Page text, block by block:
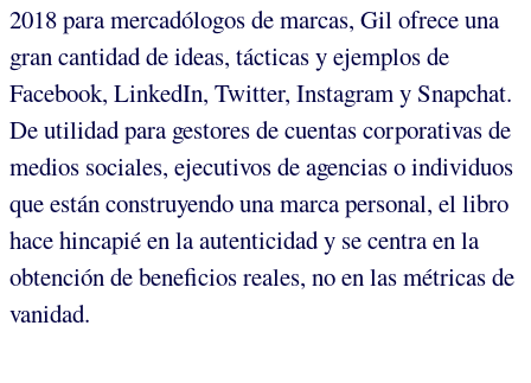
2018 para mercadólogos de marcas, Gil ofrece una
gran cantidad de ideas, tácticas y ejemplos de
Facebook, LinkedIn, Twitter, Instagram y Snapchat.
De utilidad para gestores de cuentas corporativas de
medios sociales, ejecutivos de agencias o individuos
que están construyendo una marca personal, el libro
hace hincapié en la autenticidad y se centra en la
obtención de beneficios reales, no en las métricas de
vanidad.